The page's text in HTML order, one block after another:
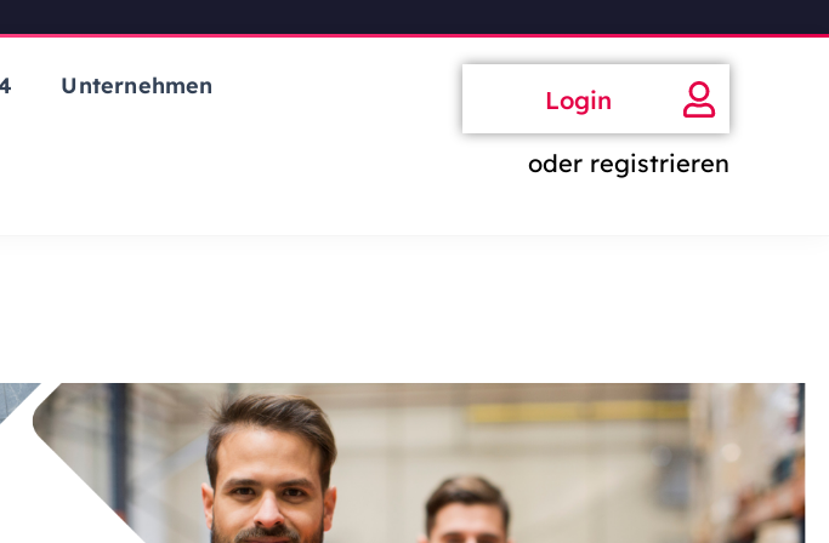
Unternehmen Login
oder registrieren